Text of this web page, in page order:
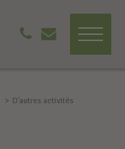
D'autres activités